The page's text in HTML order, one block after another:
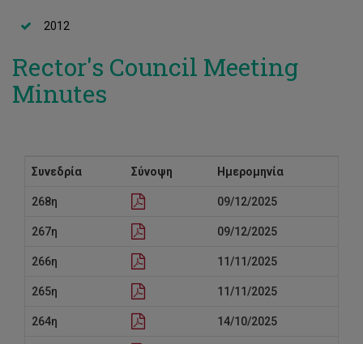
2012
Rector's Council Meeting
Minutes
Συνεδρία Σύνοψη Ημερομηνία
268η 09/12/2025
267η 09/12/2025
266η 11/11/2025
265η 11/11/2025
264η 14/10/2025